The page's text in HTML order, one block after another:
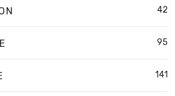
42
95
141